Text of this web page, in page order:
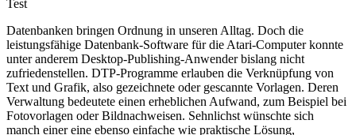
Test
Datenbanken bringen Ordnung in unseren Alltag. Doch die
leistungsfähige Datenbank-Software für die Atari-Computer konnte
unter anderem Desktop-Publishing-Anwender bislang nicht
zufriedenstellen. DTP-Programme erlauben die Verknüpfung von
Text und Grafik, also gezeichnete oder gescannte Vorlagen. Deren
Verwaltung bedeutete einen erheblichen Aufwand, zum Beispiel bei
Fotovorlagen oder Bildnachweisen. Sehnlichst wünschte sich
manch einer eine ebenso einfache wie praktische Lösung,